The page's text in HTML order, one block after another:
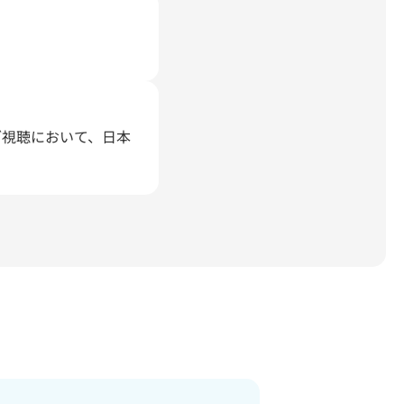
聴において、日本